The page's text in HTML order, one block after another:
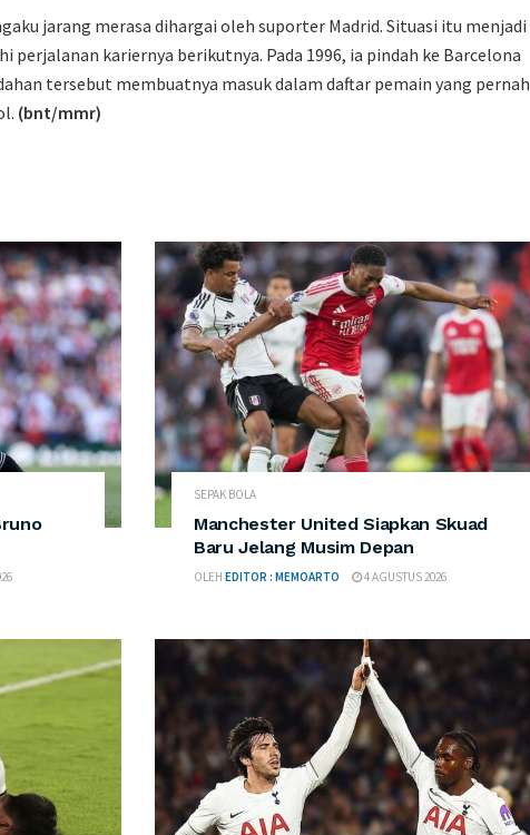
jarang merasa dihargai oleh suporter Madrid. Situasi itu menjadi
perjalanan kariernya berikutnya. Pada 1996, ia pindah ke Barcelona
tersebut membuatnya masuk dalam daftar pemain yang pernah
(bnt/mmr)
SEPAK BOLA
Manchester United Siapkan Skuad
Baru Jelang Musim Depan
OLEH EDITOR : MEMOARTO 4 AGUSTUS 2026